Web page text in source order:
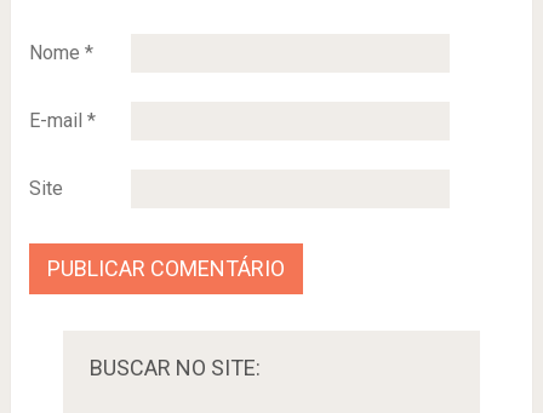
Nome *
E-mail *
Site
BUSCAR NO SITE: